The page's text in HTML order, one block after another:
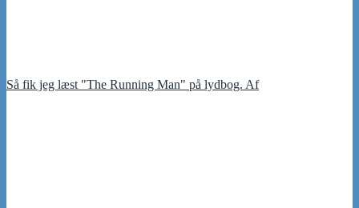
Så fik jeg læst "The Running Man" på lydbog. Af